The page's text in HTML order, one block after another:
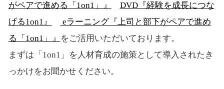
がペアで進める「1on1」』
DVD『経験を成長につな
げる1on1』
eラーニング『上司と部下がペアで進め
る「1on1」』
をご活用いただいております。
まずは「1on1」を人材育成の施策として導入されたき
っかけをお聞かせください。